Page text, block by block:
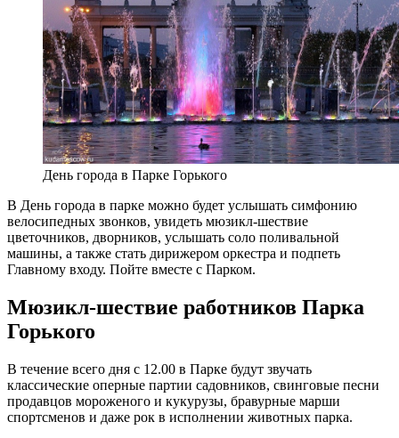
День города в Парке Горького
В День города в парке можно будет услышать симфонию
велосипедных звонков, увидеть мюзикл-шествие
цветочников, дворников, услышать соло поливальной
машины, а также стать дирижером оркестра и подпеть
Главному входу. Пойте вместе с Парком.
Мюзикл-шествие работников Парка
Горького
В течение всего дня с 12.00 в Парке будут звучать
классические оперные партии садовников, свинговые песни
продавцов мороженого и кукурузы, бравурные марши
спортсменов и даже рок в исполнении животных парка.